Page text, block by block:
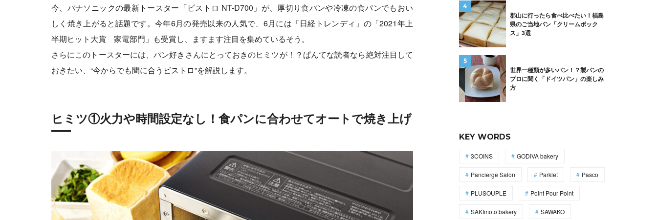
今、パナソニックの最新トースター「ビストロ NT-D700」が、厚切り食パンや冷凍の食パンでもおい
しく焼き上がると話題です。今年6月の発売以来の人気で、6月には「日経トレンディ」の「2021年上
半期ヒット大賞 家電部門」も受賞し、ますます注目を集めているそう。
さらにこのトースターには、パン好きさんにとっておきのヒミツが！？ぱんてな読者なら絶対注目して
おきたい、“今からでも間に合うビストロ”を解説します。
ヒミツ①火力や時間設定なし！食パンに合わせてオートで焼き上げ
郡山に行ったら食べ比べたい！福島
県のご当地パン「クリームボック
ス」3選
世界一種類が多いパン！？製パンの
プロに聞く「ドイツパン」の楽しみ
方
KEY WORDS
3COINS GODIVA bakery
Pancierge Salon Parklet Pasco
PLUSOUPLE Point Pour Point
SAKImoto bakery SAWAKO